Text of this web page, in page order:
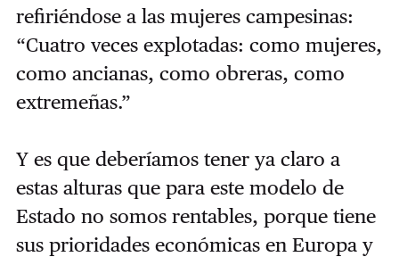
refiriéndose a las mujeres campesinas:
“Cuatro veces explotadas: como mujeres,
como ancianas, como obreras, como
extremeñas.”
Y es que deberíamos tener ya claro a
estas alturas que para este modelo de
Estado no somos rentables, porque tiene
sus prioridades económicas en Europa y